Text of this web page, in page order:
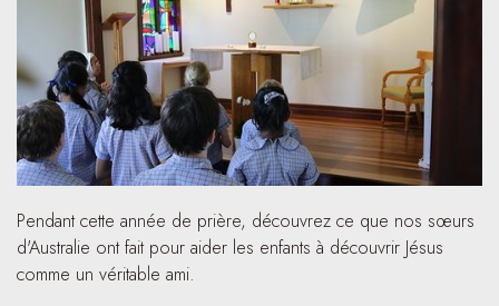
Pendant cette année de prière, découvrez ce que nos sœurs
d'Australie ont fait pour aider les enfants à découvrir Jésus
comme un véritable ami.